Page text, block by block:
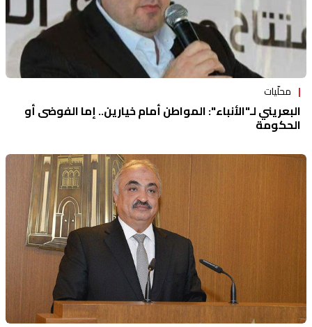
محلّيات
البعريني لـ"الأنباء": المواطن أمام خيارين.. إما الفوضى أو
الحكومة